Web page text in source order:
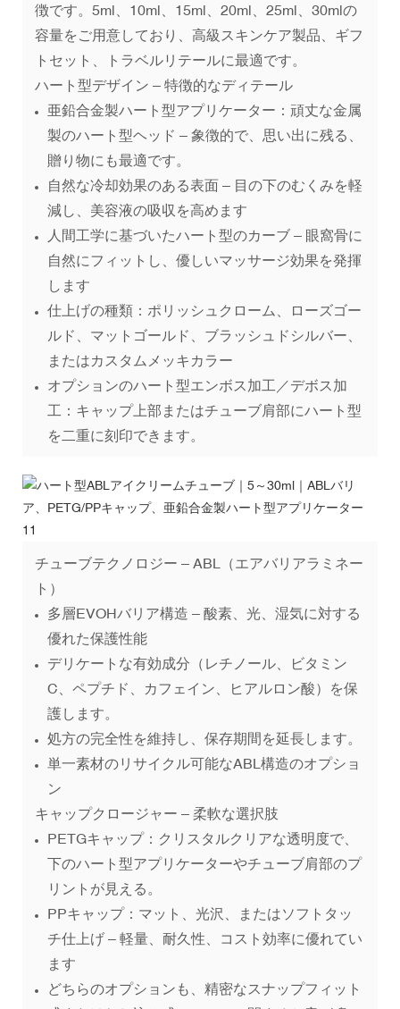
徴です。5ml、10ml、15ml、20ml、25ml、30mlの
容量をご用意しており、高級スキンケア製品、ギフ
トセット、トラベルリテールに最適です。
ハート型デザイン – 特徴的なディテール
亜鉛合金製ハート型アプリケーター：頑丈な金属
製のハート型ヘッド – 象徴的で、思い出に残る、
贈り物にも最適です。
自然な冷却効果のある表面 – 目の下のむくみを軽
減し、美容液の吸収を高めます
人間工学に基づいたハート型のカーブ – 眼窩骨に
自然にフィットし、優しいマッサージ効果を発揮
します
仕上げの種類：ポリッシュクローム、ローズゴー
ルド、マットゴールド、ブラッシュドシルバー、
またはカスタムメッキカラー
オプションのハート型エンボス加工／デボス加
工：キャップ上部またはチューブ肩部にハート型
を二重に刻印できます。
チューブテクノロジー – ABL（エアバリアラミネー
ト）
多層EVOHバリア構造 – 酸素、光、湿気に対する
優れた保護性能
デリケートな有効成分（レチノール、ビタミン
C、ペプチド、カフェイン、ヒアルロン酸）を保
護します。
処方の完全性を維持し、保存期間を延長します。
単一素材のリサイクル可能なABL構造のオプショ
ン
キャップクロージャー – 柔軟な選択肢
PETGキャップ：クリスタルクリアな透明度で、
下のハート型アプリケーターやチューブ肩部のプ
リントが見える。
PPキャップ：マット、光沢、またはソフトタッ
チ仕上げ – 軽量、耐久性、コスト効率に優れてい
ます
どちらのオプションも、精密なスナップフィット